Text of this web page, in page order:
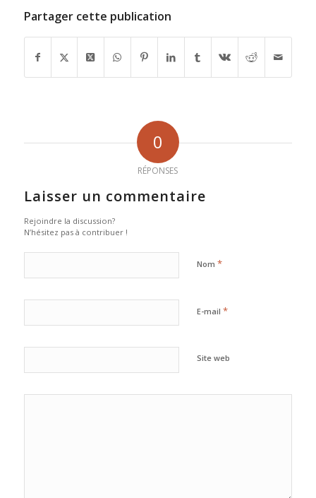
Partager cette publication
0
RÉPONSES
Laisser un commentaire
Rejoindre la discussion?
N’hésitez pas à contribuer !
Nom *
E-mail *
Site web